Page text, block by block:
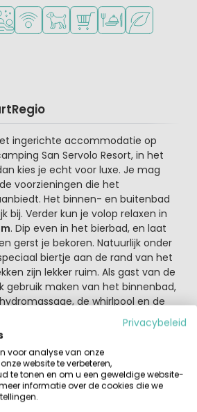
zwembad
WiFi beschikbaar
Huisdieren toegestaan
Campingwinkel/
Restaurant of
Groene ligging
Regio
ingerichte accommodatie op
San Servolo Resort, in het
kies je echt voor luxe. Je mag
voorzieningen die het
Het binnen- en buitenbad
bij. Verder kun je volop relaxen in
. Dip even in het bierbad, en laat
gerst je bekoren. Natuurlijk onder
biertje aan de rand van het
zijn lekker ruim. Als gast van de
gebruik maken van het binnenbad,
de whirlpool en de
16+). Het sanitair op de
gekoeld in de zomer en verwarmd
honden op de camping welkom.
en buitenbad met terras
eenverwarmd binnenbaden
met ontspannende jetstream.
Privacybeleid
voor analyse van onze
website te verbeteren,
te tonen en om u een geweldige website-
informatie over de cookies die we